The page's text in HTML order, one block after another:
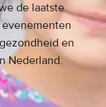
de laatste
en
Nederland.